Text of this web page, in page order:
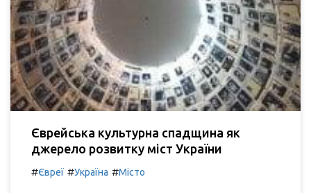
Єврейська культурна спадщина як
джерело розвитку міст України
#Євреї #Україна #Місто